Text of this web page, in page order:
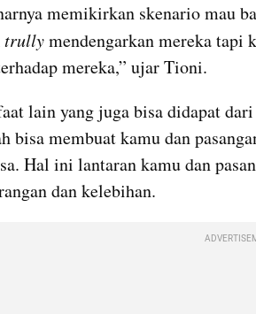
memikirkan skenario mau
trully mendengarkan mereka tapi
mereka,” ujar Tioni.
lain yang juga bisa didapat
bisa membuat kamu dan
Hal ini lantaran kamu dan
dan kelebihan.